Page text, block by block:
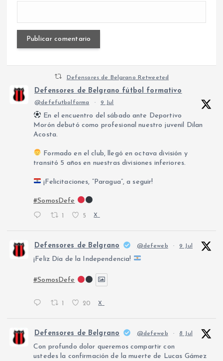
Defensores de Belgrano Retweeted
Defensores de Belgrano fútbol formativo
@defefutbolforma · 9 Jul
En el encuentro del sábado ante Deportivo
Morón debutó como profesional nuestro juvenil Dilan
Acosta.
Formado en el club, llegó en octava división y
transitó 5 años en nuestras divisiones inferiores.
¡Felicitaciones, “Paragua”, a seguir!
#SomosDefe
1 5 X
Defensores de Belgrano @defeweb · 9 Jul
¡Feliz Día de la Independencia!
#SomosDefe
20 X
Defensores de Belgrano @defeweb · 8 Jul
Con profundo dolor queremos compartir con
ustedes la confirmación de la muerte de Lucas Gámez